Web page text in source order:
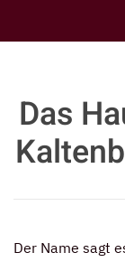
Das
Der Name sagt